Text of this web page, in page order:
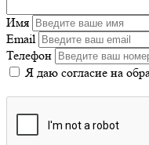
Имя
Email
Телефон
Я даю согласие на